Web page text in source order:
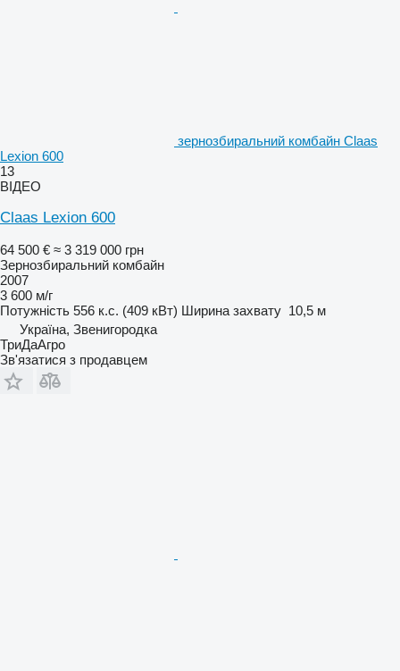
зернозбиральний комбайн Claas
Lexion 600
13
ВІДЕО
Claas Lexion 600
64 500 € ≈ 3 319 000 грн
Зернозбиральний комбайн
2007
3 600 м/г
Потужність 556 к.с. (409 кВт) Ширина захвату 10,5 м
Україна, Звенигородка
ТриДаАгро
Зв'язатися з продавцем